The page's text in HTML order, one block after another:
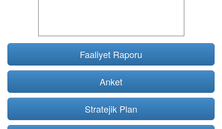
Faaliyet Raporu
Anket
Stratejik Plan